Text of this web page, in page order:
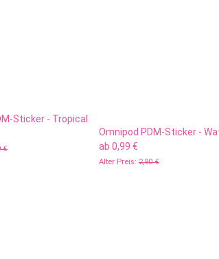
Sticker - Tropical
€
Omnipod PDM-Sticker -
ab 0,99 €
Alter Preis: 2,90 €